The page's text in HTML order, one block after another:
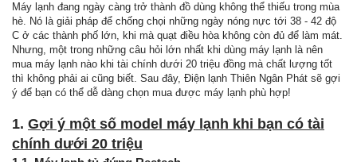
Máy lạnh đang ngày càng trở thành đồ dùng không thể thiếu trong mùa
hè. Nó là giải pháp để chống chọi những ngày nóng nực tới 38 - 42 độ
C ở các thành phố lớn, khi mà quạt điều hòa không còn đủ để làm mát.
Nhưng, một trong những câu hỏi lớn nhất khi dùng máy lạnh là nên
mua máy lạnh nào khi tài chính dưới 20 triệu đồng mà chất lượng tốt
thì không phải ai cũng biết. Sau đây, Điện lạnh Thiên Ngân Phát sẽ gợi
ý để bạn có thể dễ dàng chọn mua được máy lạnh phù hợp!
1. Gợi ý một số model máy lạnh khi bạn có tài
chính dưới 20 triệu